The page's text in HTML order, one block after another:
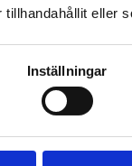
eller
Inställningar